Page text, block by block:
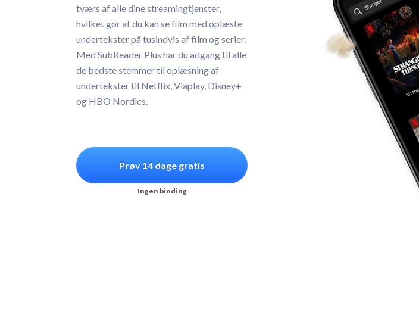
tværs af alle dine streamingtjenster,
hvilket gør at du kan se film med oplæste
undertekster på tusindvis af film og serier.
Med SubReader Plus har du adgang til alle
de bedste stemmer til oplæsning af
undertekster til Netflix, Viaplay, Disney+
og HBO Nordics.
Prøv 14 dage gratis
Ingen binding